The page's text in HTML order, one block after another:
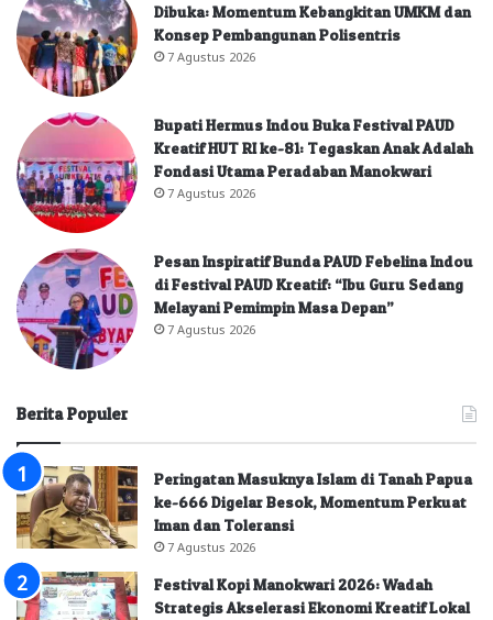
Dibuka: Momentum Kebangkitan UMKM dan
Konsep Pembangunan Polisentris
7 Agustus 2026
Bupati Hermus Indou Buka Festival PAUD
Kreatif HUT RI ke-81: Tegaskan Anak Adalah
Fondasi Utama Peradaban Manokwari
7 Agustus 2026
Pesan Inspiratif Bunda PAUD Febelina Indou
di Festival PAUD Kreatif: “Ibu Guru Sedang
Melayani Pemimpin Masa Depan”
7 Agustus 2026
Berita Populer
Peringatan Masuknya Islam di Tanah Papua
ke-666 Digelar Besok, Momentum Perkuat
Iman dan Toleransi
7 Agustus 2026
Festival Kopi Manokwari 2026: Wadah
Strategis Akselerasi Ekonomi Kreatif Lokal